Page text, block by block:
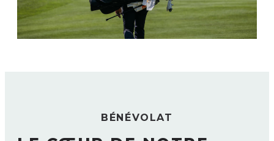
BÉNÉVOLAT